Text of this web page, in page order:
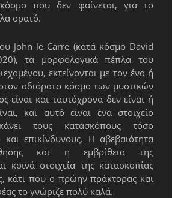
που δεν φαίνεται, για το
ορατό.
John le Carre (κατά κόσμο David
τα μορφολογικά πέπλα του
εκτείνονται με τον ένα ή
αδιόρατο κόσμο των μυστικών
είναι και ταυτόχρονα δεν είναι ή
και αυτό είναι ένα στοιχείο
τους κατασκόπους τόσο
και επικίνδυνους. Η αβεβαιότητα
και η εμβρίθεια της
κοινά στοιχεία της κατασκοπίας
κάτι που ο πρώην πράκτορας και
το γνώριζε πολύ καλά.